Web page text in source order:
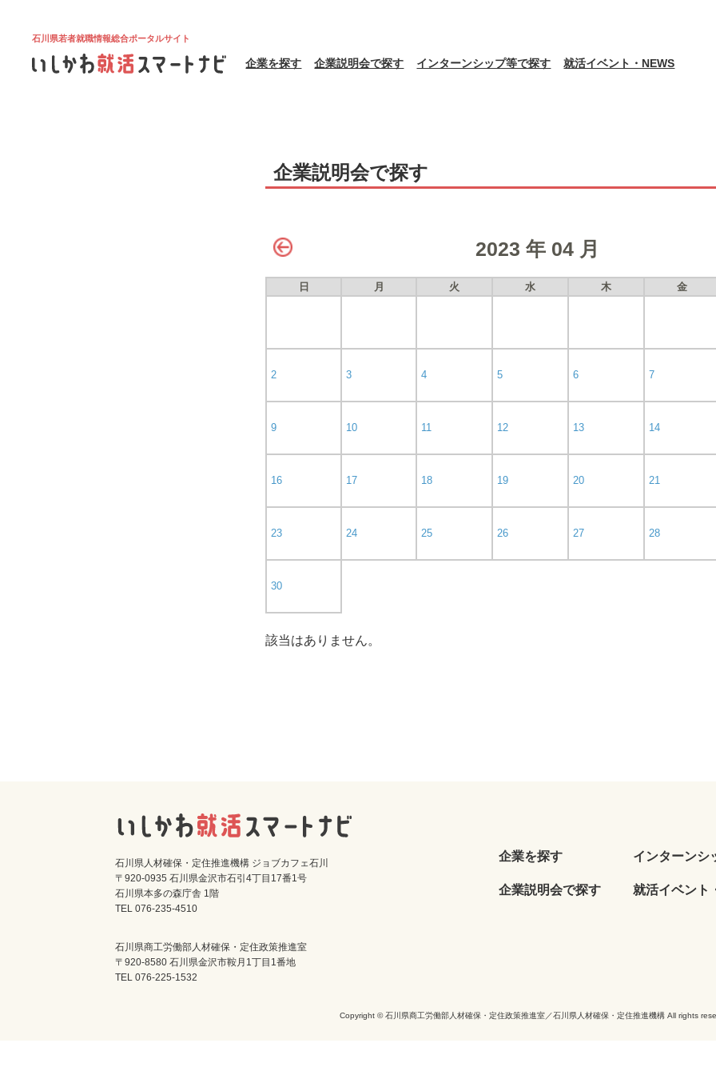
石川県若者就職情報総合ポータルサイト
企業を探す 企業説明会で探す インターンシップ等で探す 就活イベント・NEWS
企業説明会で探す
2023 年 04 月
日 月 火 水 木 金
2 3 4 5 6 7
9 10 11 12 13 14
16 17 18 19 20 21
23 24 25 26 27 28
30
該当はありません。
石川県人材確保・定住推進機構 ジョブカフェ石川
〒920-0935 石川県金沢市石引4丁目17番1号
石川県本多の森庁舎 1階
TEL 076-235-4510
石川県商工労働部人材確保・定住政策推進室
〒920-8580 石川県金沢市鞍月1丁目1番地
TEL 076-225-1532
企業を探す
企業説明会で探す
インターンシ
就活イベント
Copyright © 石川県商工労働部人材確保・定住政策推進室／石川県人材確保・定住推進機構 All rights